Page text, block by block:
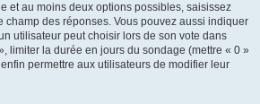
et au moins deux options possibles, saisissez
champ des réponses. Vous pouvez aussi indiquer
utilisateur peut choisir lors de son vote dans
limiter la durée en jours du sondage (mettre « 0 »
permettre aux utilisateurs de modifier leur